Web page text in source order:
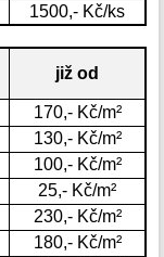
1500,- Kč/ks
již od
170,- Kč/m²
130,- Kč/m²
100,- Kč/m²
25,- Kč/m²
230,- Kč/m²
180,- Kč/m²